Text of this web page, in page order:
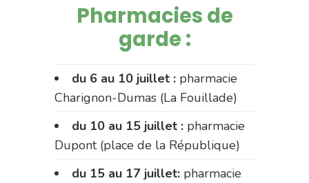
Pharmacies de
garde :
du 6 au 10 juillet : pharmacie
Charignon-Dumas (La Fouillade)
du 10 au 15 juillet : pharmacie
Dupont (place de la République)
du 15 au 17 juillet: pharmacie